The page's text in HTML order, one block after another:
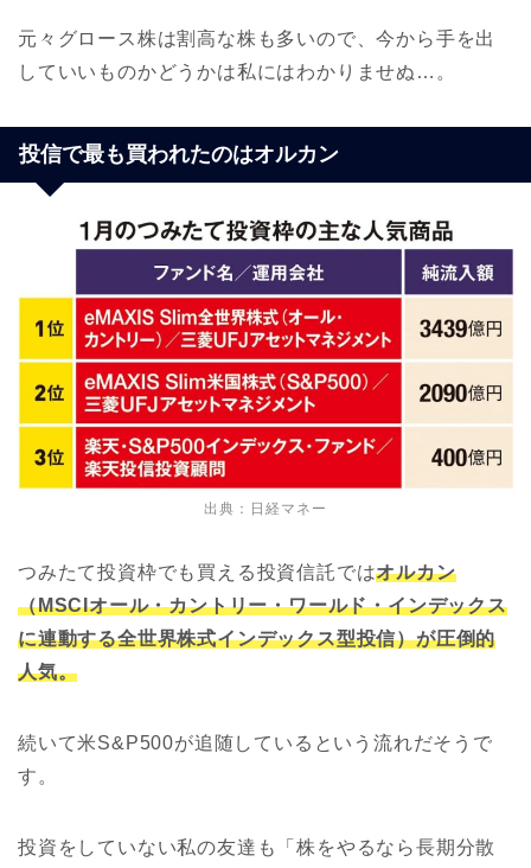
元々グロース株は割高な株も多いので、今から手を出
していいものかどうかは私にはわかりませぬ…。
投信で最も買われたのはオルカン
出典：日経マネー
つみたて投資枠でも買える投資信託ではオルカン
（MSCIオール・カントリー・ワールド・インデックス
に連動する全世界株式インデックス型投信）が圧倒的
人気。
続いて米S&P500が追随しているという流れだそうで
す。
投資をしていない私の友達も「株をやるなら長期分散